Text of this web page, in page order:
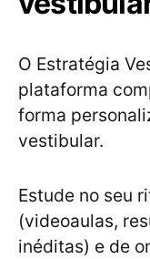
O Estratégia
plataforma
forma
vestibular.
Estude no seu
(videoaulas,
inéditas) e de